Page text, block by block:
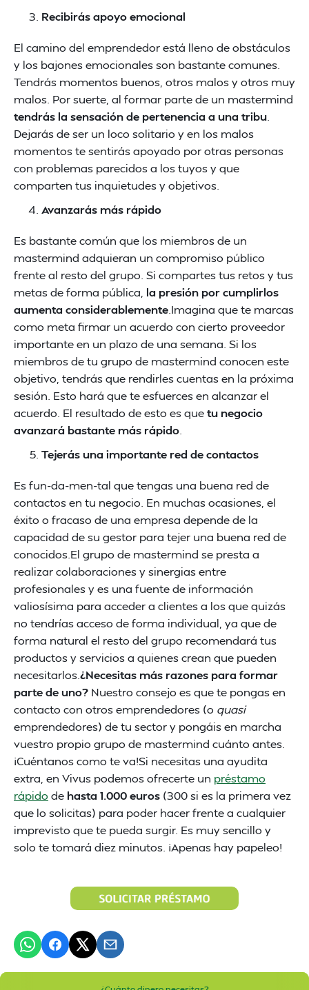
Recibirás apoyo emocional
El camino del emprendedor está lleno de obstáculos
y los bajones emocionales son bastante comunes.
Tendrás momentos buenos, otros malos y otros muy
malos. Por suerte, al formar parte de un mastermind
tendrás la sensación de pertenencia a una tribu
Dejarás de ser un loco solitario y en los malos
momentos te sentirás apoyado por otras personas
con problemas parecidos a los tuyos y que
comparten tus inquietudes y objetivos.
Avanzarás más rápido
Es bastante común que los miembros de un
mastermind adquieran un compromiso público
frente al resto del grupo. Si compartes tus retos y tus
metas de forma pública, la presión por cumplirlos
aumenta considerablemente .Imagina que te marcas
como meta firmar un acuerdo con cierto proveedor
importante en un plazo de una semana. Si los
miembros de tu grupo de mastermind conocen este
objetivo, tendrás que rendirles cuentas en la próxima
sesión. Esto hará que te esfuerces en alcanzar el
acuerdo. El resultado de esto es quetu negocio
avanzará bastante más rápido
Tejerás una importante red de contactos
Es fun-da-men-tal que tengas una buena red de
contactos en tu negocio. En muchas ocasiones, el
éxito o fracaso de una empresa depende de la
capacidad de su gestor para tejer una buena red de
conocidos.El grupo de mastermind se presta a
realizar colaboraciones y sinergias entre
profesionales y es una fuente de información
valiosísima para acceder a clientes a los que quizás
no tendrías acceso de forma individual, ya que de
forma natural el resto del grupo recomendará tus
productos y servicios a quienes crean que pueden
necesitarlos.¿Necesitas más razones para formar
parte de uno? Nuestro consejo es que te pongas en
contacto con otros emprendedores (o quasi
emprendedores) de tu sector y pongáis en marcha
vuestro propio grupo de mastermind cuánto antes.
¡Cuéntanos como te va!Si necesitas una ayudita
extra, en Vivus podemos ofrecerte un préstamo
rápido de hasta 1.000 euros (300 si es la primera vez
que lo solicitas) para poder hacer frente a cualquier
imprevisto que te pueda surgir. Es muy sencillo y
solo te tomará diez minutos. ¡Apenas hay papeleo!